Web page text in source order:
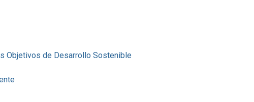
Objetivos de Desarrollo Sostenible